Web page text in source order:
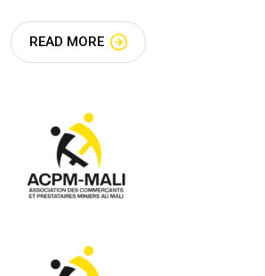
READ MORE